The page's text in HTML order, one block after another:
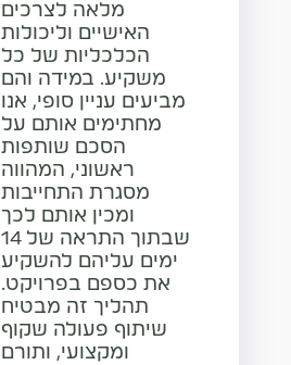
מלאה לצרכים
האישיים וליכולות
הכלכליות של כל
משקיע. במידה והם
מביעים עניין סופי, אנו
מחתימים אותם על
הסכם שותפות
ראשוני, המהווה
מסגרת התחייבות
ומכין אותם לכך
שבתוך התראה של 14
ימים עליהם להשקיע
את כספם בפרויקט.
תהליך זה מבטיח
שיתוף פעולה שקוף
ומקצועי, ותורם